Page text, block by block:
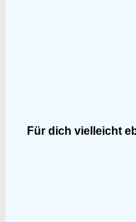
Für dich vielleicht